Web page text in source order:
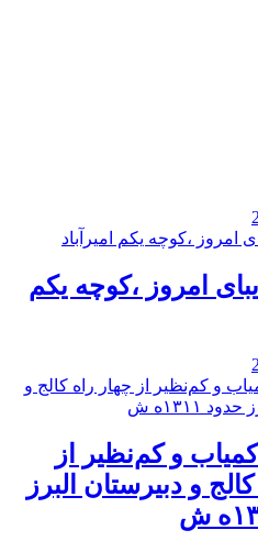
امروز ،کوچه یکم
و کم‌نظیر از
و دبيرستان البرز